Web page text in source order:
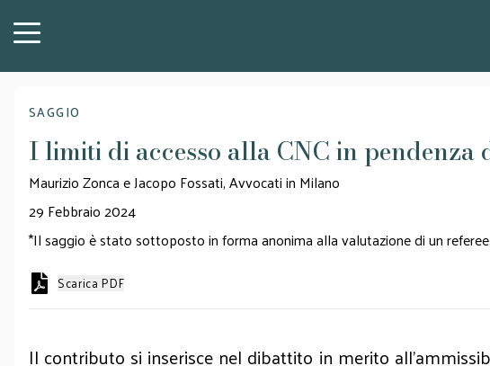
SAGGIO
I limiti di accesso alla CNC in
Maurizio Zonca e Jacopo Fossati, Avvocati in Milano
29 Febbraio 2024
*Il saggio è stato sottoposto in forma anonima alla valutazione di un referee.
Scarica PDF
Il contributo si inserisce nel dibattito in merito